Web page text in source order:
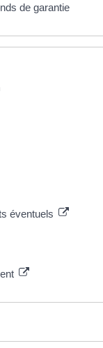
de garantie
éventuels